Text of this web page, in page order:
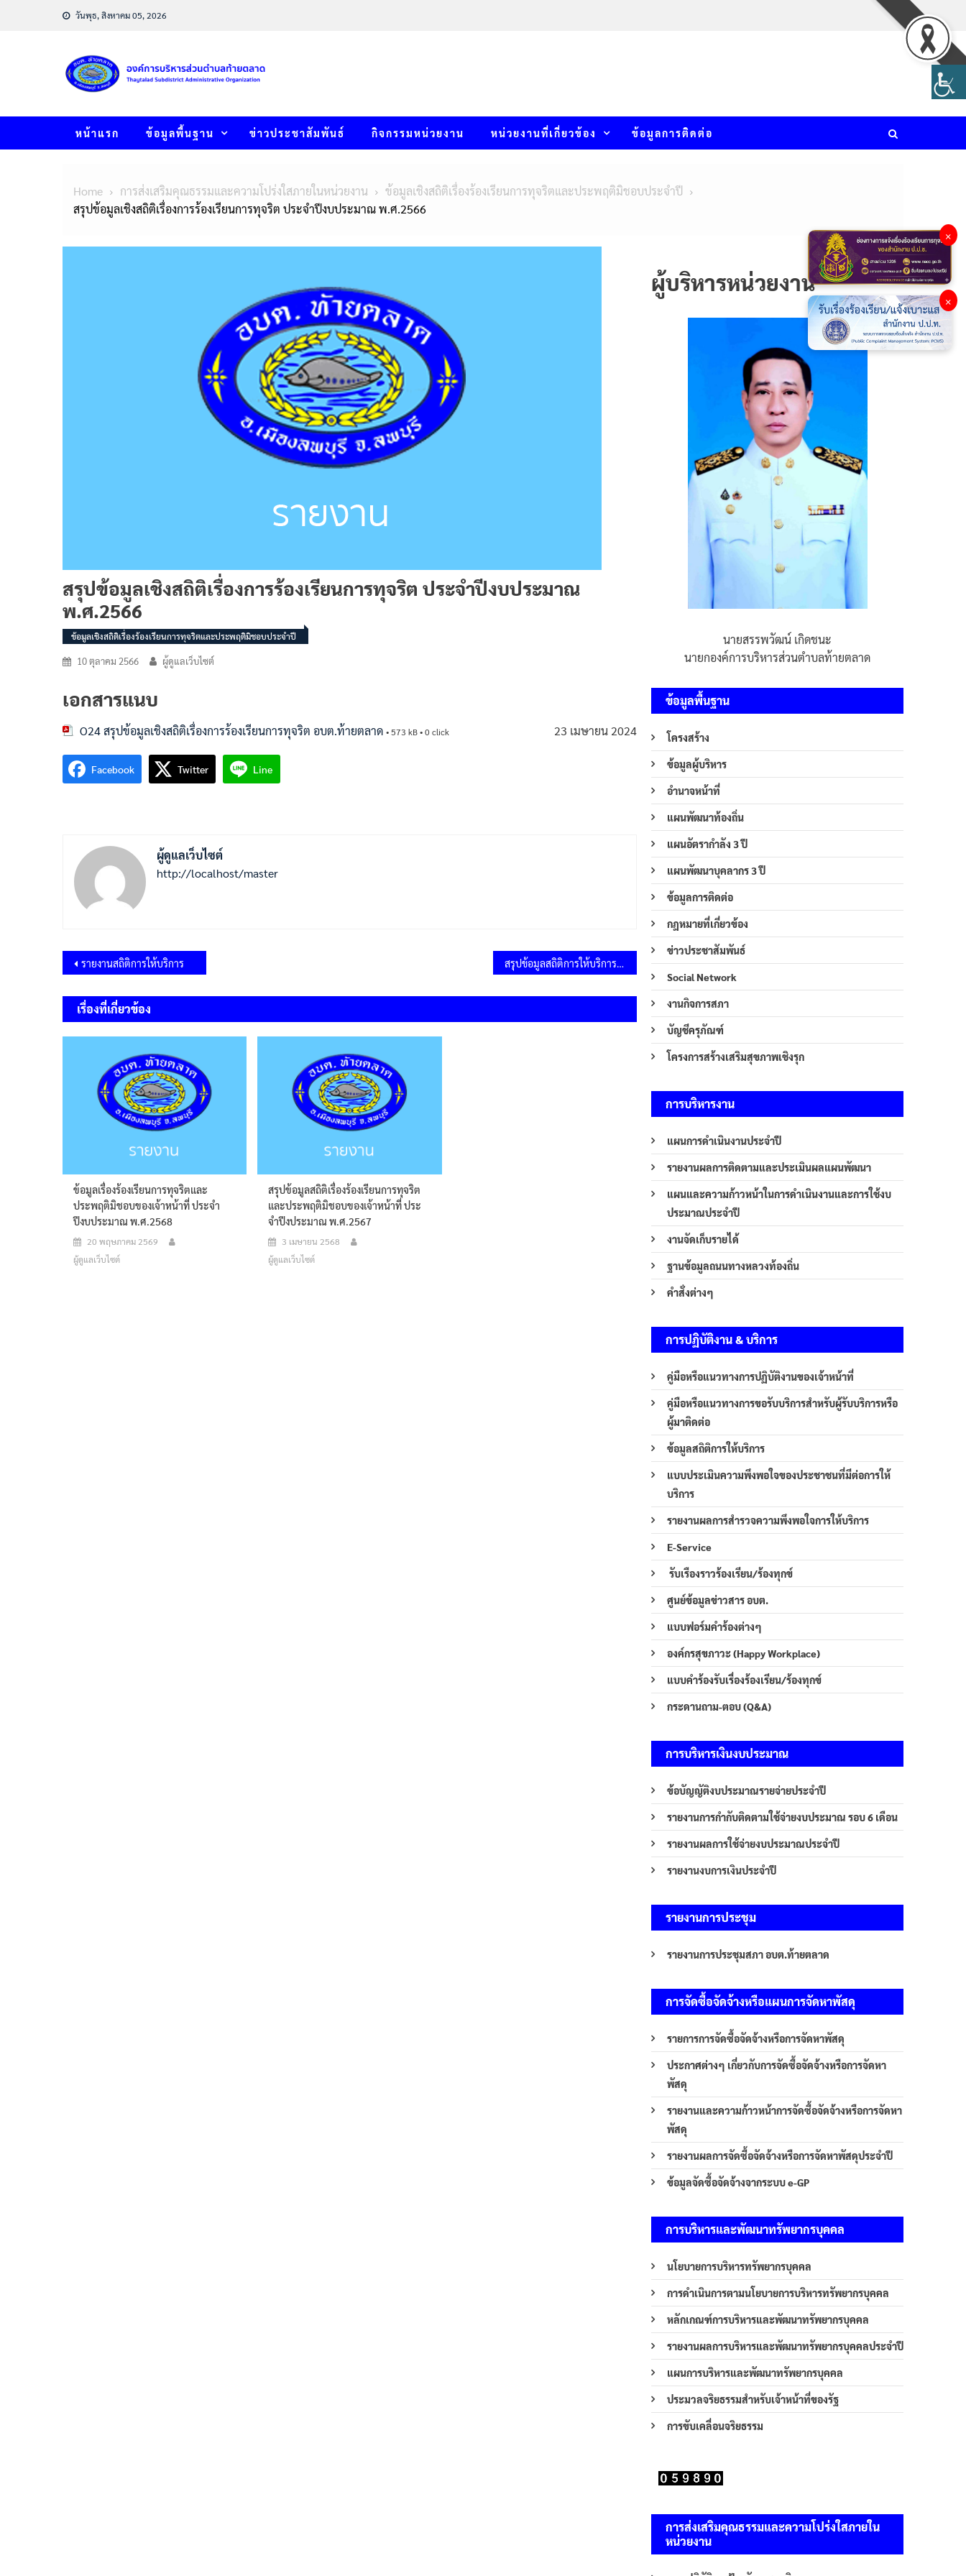
วันพุธ, สิงหาคม 05, 2026
หน้าแรก ข้อมูลพื้นฐาน ข่าวประชาสัมพันธ์ กิจกรรมหน่วยงาน หน่วยงานที่เกี่ยวข้อง ข้อมูลการติดต่อ
Home การส่งเสริมคุณธรรมและความโปร่งใสภายในหน่วยงาน
ข้อมูลเชิงสถิติเรื่องร้องเรียนการทุจริตและประพฤติมิชอบประจำปี
สรุปข้อมูลเชิงสถิติเรื่องการร้องเรียนการทุจริต ประจำปีงบประมาณ พ.ศ.2566
สรุปข้อมูลเชิงสถิติเรื่องการร้องเรียนการทุจริต ประจำปีงบประมาณ
พ.ศ.2566
ข้อมูลเชิงสถิติเรื่องร้องเรียนการทุจริตและประพฤติมิชอบประจำปี
10 ตุลาคม 2566 ผู้ดูแลเว็บไซต์
เอกสารแนบ
O24 สรุปข้อมูลเชิงสถิติเรื่องการร้องเรียนการทุจริต อบต.ท้ายตลาด • 573 kB • 0 click 23 เมษายน 2024
Facebook Twitter Line
ผู้ดูแลเว็บไซต์
http://localhost/master
แนะแนว
เรื่อง
รายงานสถิติการให้บริการ สรุปข้อมูลสถิติการให้บริการ ประจำปีงบประมาณ พ.ศ.2566
เรื่องที่เกี่ยวข้อง
ข้อมูลเรื่องร้องเรียนการทุจริตและ
ประพฤติมิชอบของเจ้าหน้าที่ ประจำ
ปีงบประมาณ พ.ศ.2568
20 พฤษภาคม 2569
ผู้ดูแลเว็บไซต์
สรุปข้อมูลสถิติเรื่องร้องเรียนการทุจริต
และประพฤติมิชอบของเจ้าหน้าที่ ประ
จำปีงประมาณ พ.ศ.2567
3 เมษายน 2568
ผู้ดูแลเว็บไซต์
ผู้บริหารหน่วยงาน
นายสรรพวัฒน์ เกิดชนะ
นายกองค์การบริหารส่วนตำบลท้ายตลาด
ข้อมูลพื้นฐาน
โครงสร้าง
ข้อมูลผู้บริหาร
อำนาจหน้าที่
แผนพัฒนาท้องถิ่น
แผนอัตรากำลัง 3 ปี
แผนพัฒนาบุคลากร 3 ปี
ข้อมูลการติดต่อ
กฎหมายที่เกี่ยวข้อง
ข่าวประชาสัมพันธ์
Social Network
งานกิจการสภา
บัญชีครุภัณฑ์
โครงการสร้างเสริมสุขภาพเชิงรุก
การบริหารงาน
แผนการดำเนินงานประจำปี
รายงานผลการติดตามและประเมินผลแผนพัฒนา
แผนและความก้าวหน้าในการดำเนินงานและการใช้งบ
ประมาณประจำปี
งานจัดเก็บรายได้
ฐานข้อมูลถนนทางหลวงท้องถิ่น
คำสั่งต่างๆ
การปฏิบัติงาน & บริการ
คู่มือหรือแนวทางการปฏิบัติงานของเจ้าหน้าที่
คู่มือหรือแนวทางการขอรับบริการสำหรับผู้รับบริการหรือ
ผู้มาติดต่อ
ข้อมูลสถิติการให้บริการ
แบบประเมินความพึงพอใจของประชาชนที่มีต่อการให้
บริการ
รายงานผลการสำรวจความพึงพอใจการให้บริการ
E-Service
รับเรืองราวร้องเรียน/ร้องทุกข์
ศูนย์ข้อมูลข่าวสาร อบต.
แบบฟอร์มคำร้องต่างๆ
องค์กรสุขภาวะ (Happy Workplace)
แบบคำร้องรับเรื่องร้องเรียน/ร้องทุกข์
กระดานถาม-ตอบ (Q&A)
การบริหารเงินงบประมาณ
ข้อบัญญัติงบประมาณรายจ่ายประจำปี
รายงานการกำกับติดตามใช้จ่ายงบประมาณ รอบ 6 เดือน
รายงานผลการใช้จ่ายงบประมาณประจำปี
รายงานงบการเงินประจำปี
รายงานการประชุม
รายงานการประชุมสภา อบต.ท้ายตลาด
การจัดซื้อจัดจ้างหรือแผนการจัดหาพัสดุ
รายการการจัดซื้อจัดจ้างหรือการจัดหาพัสดุ
ประกาศต่างๆ เกี่ยวกับการจัดซื้อจัดจ้างหรือการจัดหา
พัสดุ
รายงานและความก้าวหน้าการจัดซื้อจัดจ้างหรือการจัดหา
พัสดุ
รายงานผลการจัดซื้อจัดจ้างหรือการจัดหาพัสดุประจำปี
ข้อมูลจัดซื้อจัดจ้างจากระบบ e-GP
การบริหารและพัฒนาทรัพยากรบุคคล
นโยบายการบริหารทรัพยากรบุคคล
การดำเนินการตามนโยบายการบริหารทรัพยากรบุคคล
หลักเกณฑ์การบริหารและพัฒนาทรัพยากรบุคคล
รายงานผลการบริหารและพัฒนาทรัพยากรบุคคลประจำปี
แผนการบริหารและพัฒนาทรัพยากรบุคคล
ประมวลจริยธรรมสำหรับเจ้าหน้าที่ของรัฐ
การขับเคลื่อนจริยธรรม
การส่งเสริมคุณธรรมและความโปร่งใสภายใน
หน่วยงาน
×
×